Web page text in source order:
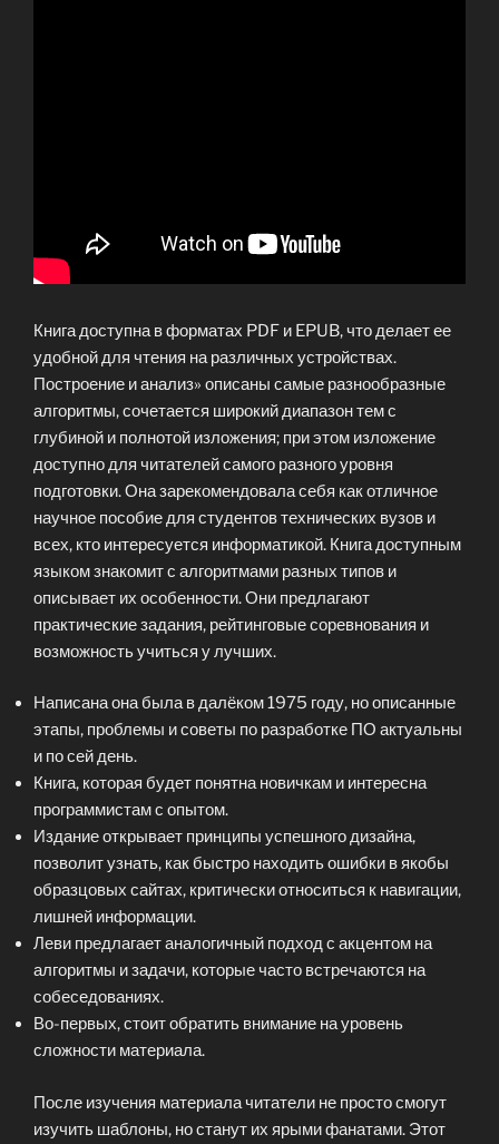
Книга доступна в форматах PDF и EPUB, что делает ее
удобной для чтения на различных устройствах.
Построение и анализ» описаны самые разнообразные
алгоритмы, сочетается широкий диапазон тем с
глубиной и полнотой изложения; при этом изложение
доступно для читателей самого разного уровня
подготовки. Она зарекомендовала себя как отличное
научное пособие для студентов технических вузов и
всех, кто интересуется информатикой. Книга доступным
языком знакомит с алгоритмами разных типов и
описывает их особенности. Они предлагают
практические задания, рейтинговые соревнования и
возможность учиться у лучших.
Написана она была в далёком 1975 году, но описанные
этапы, проблемы и советы по разработке ПО актуальны
и по сей день.
Книга, которая будет понятна новичкам и интересна
программистам с опытом.
Издание открывает принципы успешного дизайна,
позволит узнать, как быстро находить ошибки в якобы
образцовых сайтах, критически относиться к навигации,
лишней информации.
Леви предлагает аналогичный подход с акцентом на
алгоритмы и задачи, которые часто встречаются на
собеседованиях.
Во-первых, стоит обратить внимание на уровень
сложности материала.
После изучения материала читатели не просто смогут
изучить шаблоны, но станут их ярыми фанатами. Этот